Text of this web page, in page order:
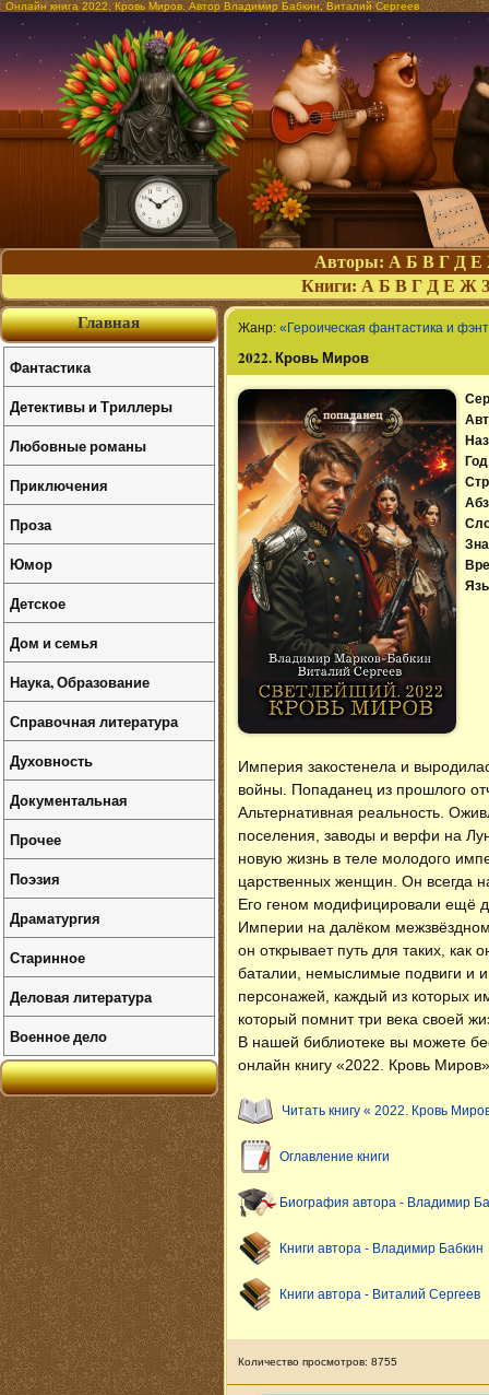
Онлайн книга 2022. Кровь Миров. Автор Владимир Бабкин, Виталий Сергеев
Авторы: А Б В Г Д Е
Книги: А Б В Г Д Е Ж З
Жанр: «Героическая фантастика и
2022. Кровь Миров
Империя закостенела и
войны. Попаданец из прошлого
Альтернативная реальность.
поселения, заводы и верфи на
новую жизнь в теле молодого
царственных женщин. Он всегда
Его геном модифицировали ещё
Империи на далёком
он открывает путь для таких, как
баталии, немыслимые подвиги и
персонажей, каждый из которых
который помнит три века своей
В нашей библиотеке вы можете
онлайн книгу «2022. Кровь
Читать книгу « 2022. Кровь
Оглавление книги
Биография автора - Владимир
Книги автора - Владимир Бабкин
Книги автора - Виталий Сергеев
Количество просмотров: 8755
Главная
Фантастика
Детективы и Триллеры
Любовные романы
Приключения
Проза
Юмор
Детское
Дом и семья
Наука, Образование
Справочная литература
Духовность
Документальная
Прочее
Поэзия
Драматургия
Старинное
Деловая литература
Военное дело